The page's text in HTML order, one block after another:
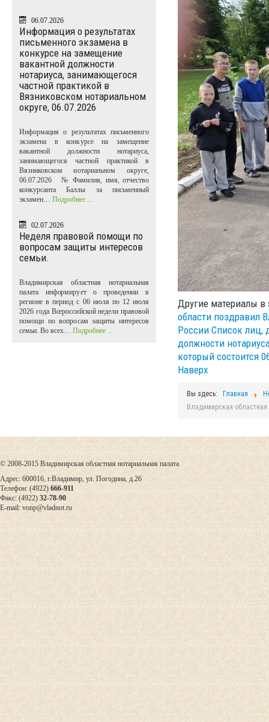
06.07.2026
Информация о результатах
письменного экзамена в
конкурсе на замещение
вакантной должности
нотариуса, занимающегося
частной практикой в
Вязниковском нотариальном
округе, 06.07.2026
Информация о результатах письменного
экзамена в конкурсе на замещение
вакантной должности нотариуса,
занимающегося частной практикой в
Вязниковском нотариальном округе,
06.07.2026 № Фамилия, имя, отчество
конкурсанта Баллы за письменный
экзамен… Подробнее ...
02.07.2026
Неделя правовой помощи по
вопросам защиты интересов
семьи.
Владимирская областная нотариальная
палата информирует о проведении в
регионе в период с 06 июля по 12 июля
2026 года Всероссийской недели правовой
помощи по вопросам защиты интересов
семьи. Во всех… Подробнее ...
Другие материалы в
области поздравил
России Список лиц,
должности
который состоится
Наверх
Вы здесь: Главная
Владимирская
© 2008-2015 Владимирская областная нотариальная палата
Адрес: 600016, г.Владимир, ул. Погодина, д.26
Телефон: (4922) 666-911
Факс: (4922) 32-78-90
E-mail: vonp@vladnot.ru